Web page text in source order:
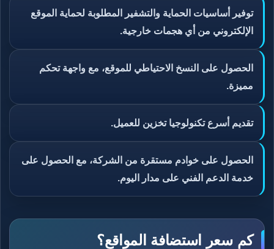
توفير أساسيات الحماية والتشفير المطلوبة لحماية الموقع
الإلكتروني من أي هجمات خارجية.
الحصول على النسخ الاحتياطي للموقع، مع واجهة تحكم
مميزة.
تقديم أسرع تكنولوجيا تخزين للعميل.
الحصول على خوادم مستقرة من الشركة، مع الحصول على
خدمة الدعم الفني على مدار اليوم.
كم سعر استضافة المواقع؟